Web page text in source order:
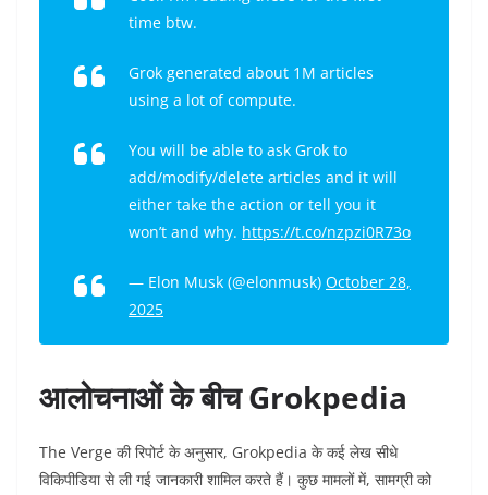
time btw.
Grok generated about 1M articles
using a lot of compute.
You will be able to ask Grok to
add/modify/delete articles and it will
either take the action or tell you it
won’t and why. https://t.co/nzpzi0R73o
— Elon Musk (@elonmusk) October 28,
2025
आलोचनाओं के बीच Grokpedia
The Verge की रिपोर्ट के अनुसार, Grokpedia के कई लेख सीधे
विकिपीडिया से ली गई जानकारी शामिल करते हैं। कुछ मामलों में, सामग्री को